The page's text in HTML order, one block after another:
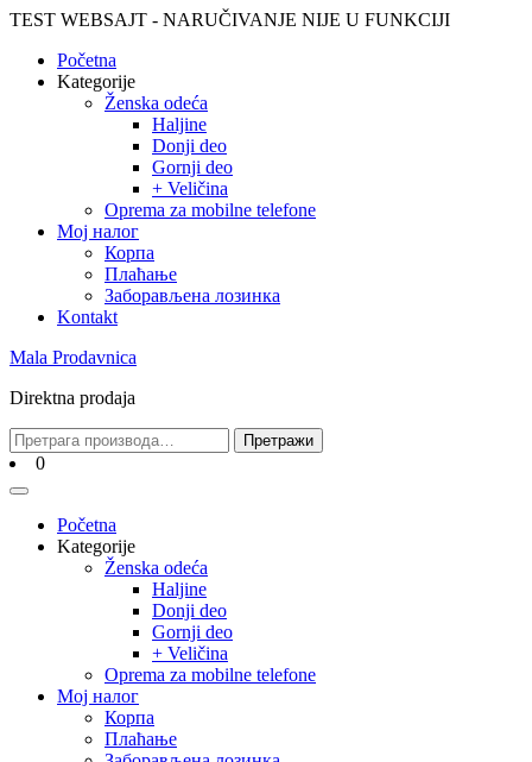
Skip
content
Skip
TEST WEBSAJT - NARUČIVANJE NIJE U FUNKCIJI
Početna
Kategorije
Ženska odeća
Haljine
Donji deo
Gornji deo
+ Veličina
Oprema za mobilne telefone
Moj налог
Корпа
Плаћање
Заборављена лозинка
Kontakt
Mala Prodavnica
Direktna prodaja
Претрага
за:
Претражи
Cart0
Open
Početna
Kategorije
Ženska odeća
Haljine
Donji deo
Gornji deo
+ Veličina
Oprema za mobilne telefone
Moj налог
Корпа
Плаћање